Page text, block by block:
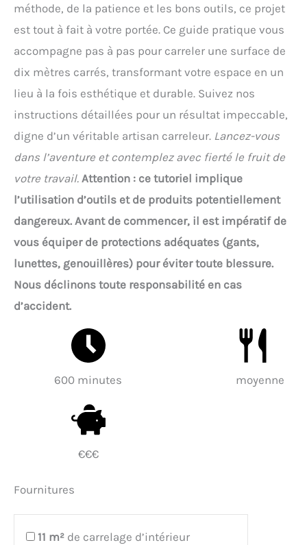
méthode, de la patience et les bons outils, ce projet
est tout à fait à votre portée. Ce guide pratique vous
accompagne pas à pas pour carreler une surface de
dix mètres carrés, transformant votre espace en un
lieu à la fois esthétique et durable. Suivez nos
instructions détaillées pour un résultat impeccable,
digne d’un véritable artisan carreleur. Lancez-vous
dans l’aventure et contemplez avec fierté le fruit de
votre travail. Attention : ce tutoriel implique
l’utilisation d’outils et de produits potentiellement
dangereux. Avant de commencer, il est impératif de
vous équiper de protections adéquates (gants,
lunettes, genouillères) pour éviter toute blessure.
Nous déclinons toute responsabilité en cas
d’accident.
600 minutes moyenne
€€€
Fournitures
11 m² de carrelage d’intérieur